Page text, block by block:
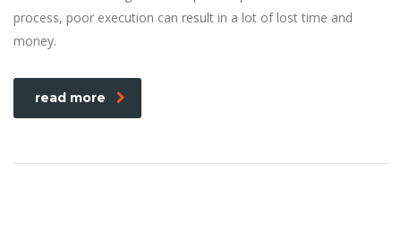
process, poor execution can result in a lot of lost time and
money.
read more